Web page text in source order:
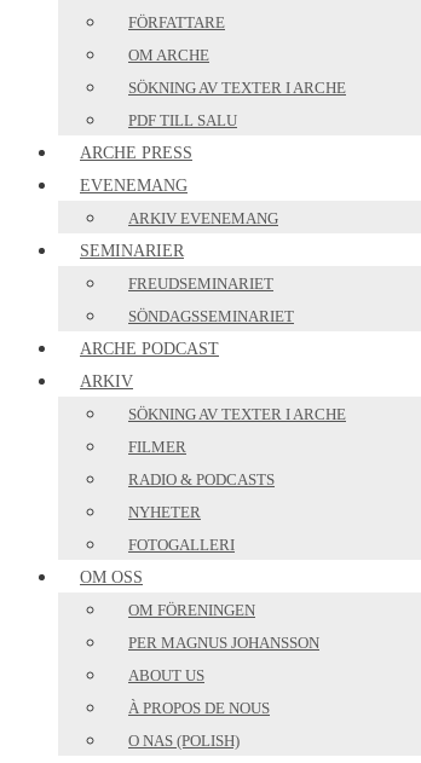
FÖRFATTARE
OM ARCHE
SÖKNING AV TEXTER I ARCHE
PDF TILL SALU
ARCHE PRESS
EVENEMANG
ARKIV EVENEMANG
SEMINARIER
FREUDSEMINARIET
SÖNDAGSSEMINARIET
ARCHE PODCAST
ARKIV
SÖKNING AV TEXTER I ARCHE
FILMER
RADIO & PODCASTS
NYHETER
FOTOGALLERI
OM OSS
OM FÖRENINGEN
PER MAGNUS JOHANSSON
ABOUT US
À PROPOS DE NOUS
O NAS (POLISH)